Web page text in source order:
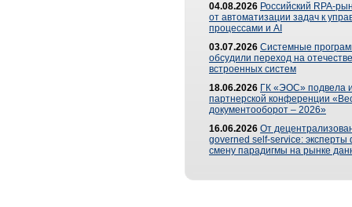
04.08.2026 Российский RPA-
от автоматизации задач к
процессами и AI
03.07.2026 Системные
обсудили переход на
встроенных систем
18.06.2026 ГК «ЭОС» подвела
партнерской конференции
документооборот – 2026»
16.06.2026 От
governed self-service: эксперты
смену парадигмы на рынке